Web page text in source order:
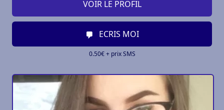
VOIR LE PROFIL
ECRIS MOI
0.50€ + prix SMS